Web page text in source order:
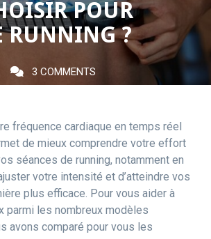
POUR
RUNNING ?
3 COMMENTS
fréquence cardiaque en temps réel
de mieux comprendre votre effort
séances de running, notamment en
votre intensité et d’atteindre vos
plus efficace. Pour vous aider à
parmi les nombreux modèles
avons comparé pour vous les